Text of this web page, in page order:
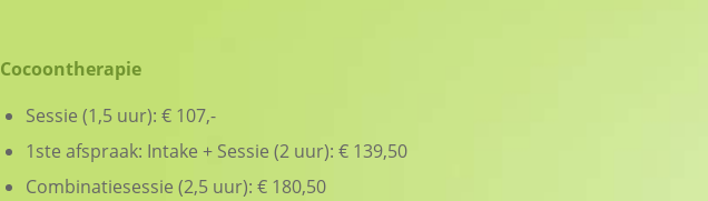
Cocoontherapie
Sessie (1,5 uur): € 107,-
1ste afspraak: Intake + Sessie (2 uur): € 139,50
Combinatiesessie (2,5 uur): € 180,50